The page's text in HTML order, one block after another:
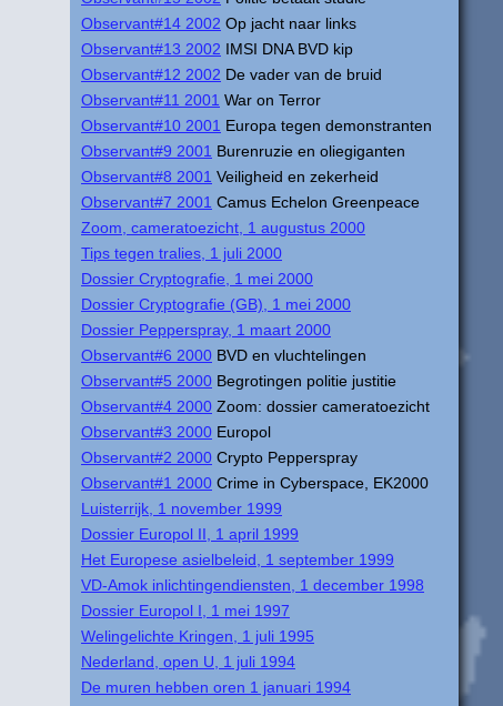
Observant#14 2002 Op jacht naar links
Observant#13 2002 IMSI DNA BVD kip
Observant#12 2002 De vader van de bruid
Observant#11 2001 War on Terror
Observant#10 2001 Europa tegen demonstranten
Observant#9 2001 Burenruzie en oliegiganten
Observant#8 2001 Veiligheid en zekerheid
Observant#7 2001 Camus Echelon Greenpeace
Zoom, cameratoezicht, 1 augustus 2000
Tips tegen tralies, 1 juli 2000
Dossier Cryptografie, 1 mei 2000
Dossier Cryptografie (GB), 1 mei 2000
Dossier Pepperspray, 1 maart 2000
Observant#6 2000 BVD en vluchtelingen
Observant#5 2000 Begrotingen politie justitie
Observant#4 2000 Zoom: dossier cameratoezicht
Observant#3 2000 Europol
Observant#2 2000 Crypto Pepperspray
Observant#1 2000 Crime in Cyberspace, EK2000
Luisterrijk, 1 november 1999
Dossier Europol II, 1 april 1999
Het Europese asielbeleid, 1 september 1999
VD-Amok inlichtingendiensten, 1 december 1998
Dossier Europol I, 1 mei 1997
Welingelichte Kringen, 1 juli 1995
Nederland, open U, 1 juli 1994
De muren hebben oren 1 januari 1994